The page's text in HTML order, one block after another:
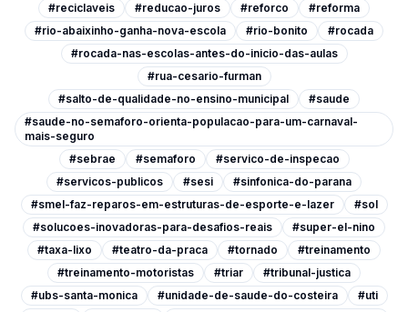
#reciclaveis
#reducao-juros #reforco
#reforma
#rio-abaixinho-ganha-nova-escola
#rio-bonito
#rocada
#rocada-nas-escolas-antes-do-inicio-das-aulas
#rua-cesario-furman
#salto-de-qualidade-no-ensino-municipal
#saude
#saude-no-semaforo-orienta-populacao-para-um-carnaval-
mais-seguro
#sebrae
#semaforo
#servico-de-inspecao
#servicos-publicos
#sesi
#sinfonica-do-parana
#smel-faz-reparos-em-estruturas-de-esporte-e-lazer
#sol
#solucoes-inovadoras-para-desafios-reais
#super-el-nino
#taxa-lixo
#teatro-da-praca #tornado
#treinamento
#treinamento-motoristas
#triar
#tribunal-justica
#ubs-santa-monica
#unidade-de-saude-do-costeira
#uti